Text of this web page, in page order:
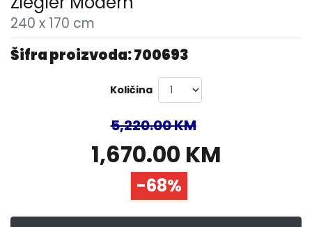
240 x 170 cm
Šifra proizvoda: 700693
Količina
5,220.00 KM
1,670.00 KM
-68%